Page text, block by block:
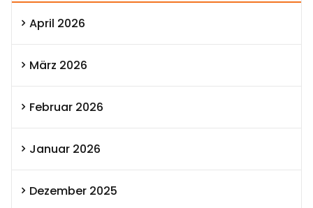
April 2026
März 2026
Februar 2026
Januar 2026
Dezember 2025